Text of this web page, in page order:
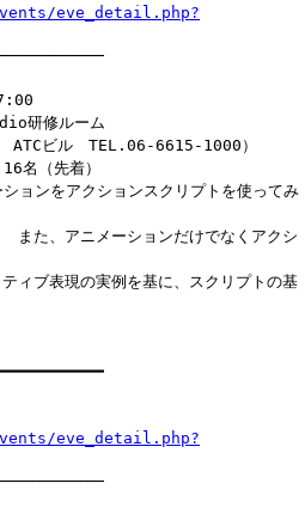
eve_detail.php?
研修ルーム
ATCビル TEL.06-6615-1000）
名（先着）
ョンをアクションスクリプトを使ってみ
また、アニメーションだけでなくアクシ
ィブ表現の実例を基に、スクリプトの基
eve_detail.php?